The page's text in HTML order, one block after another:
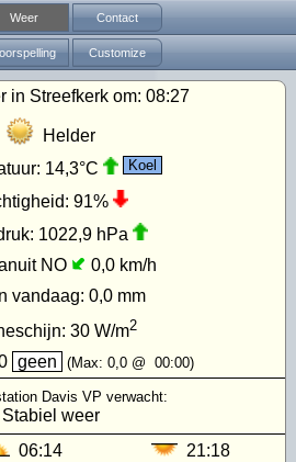
Weer Contact
Customize
in Streefkerk om: 08:27
Helder
14,3°C Koel
91%
1022,9 hPa
NO
0,0 km/h
vandaag: 0,0 mm
30W/m2
geen (Max: 0,0 @ 00:00)
Davis VP verwacht:
Stabiel weer
06:14
21:18